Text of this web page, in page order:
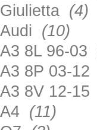
Giulietta (4)
Audi (10)
A3 8L 96-03
A3 8P 03-12
A3 8V 12-15
A4 (11)